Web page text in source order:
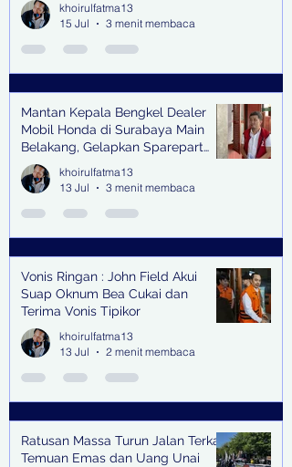
khoirulfatma13
15 Jul
3 menit membaca
Mantan Kepala Bengkel Dealer
Mobil Honda di Surabaya Main
Belakang, Gelapkan Sparepart
Senilai Rp 1,9 Miliar
khoirulfatma13
13 Jul
3 menit membaca
Vonis Ringan : John Field Akui
Suap Oknum Bea Cukai dan
Terima Vonis Tipikor
khoirulfatma13
13 Jul
2 menit membaca
Ratusan Massa Turun Jalan Terkait
Temuan Emas dan Uang Unai